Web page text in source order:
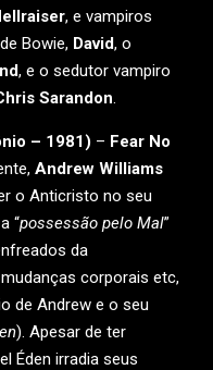
, e vampiros
Bowie, David, o
, e o sedutor vampiro
Sarandon.
– 1981) – Fear No
Andrew Williams
o Anticristo no seu
“possessão pelo Mal”
da
corporais etc,
de Andrew e o seu
). Apesar de ter
Éden irradia seus